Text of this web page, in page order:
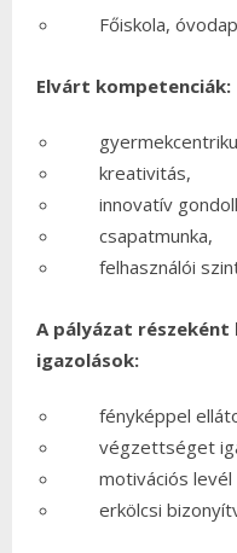
Főiskola,
Elvárt kompetenciák:
kreativitás,
innovatív
csapatmunka,
felhasználói
A pályázat
igazolások:
fényképpel
végzettséget
motivációs levél
erkölcsi